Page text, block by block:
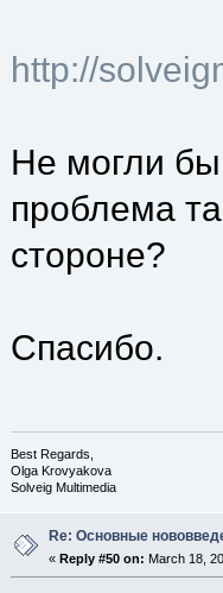
http://
Не могли бы
проблема
стороне?
Спасибо.
Best Regards,
Olga Krovyakova
Solveig Multimedia
Re: Основные
« Reply #50 on: March 18,